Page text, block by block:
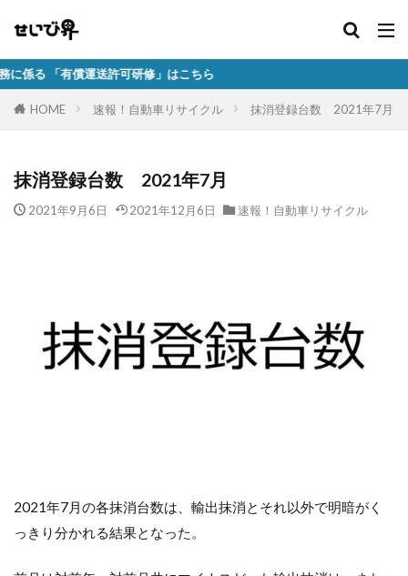
運送許可研修」はこちら
HOME 速報！自動車リサイクル 抹消登録台数 2021年7月
抹消登録台数 2021年7月
2021年9月6日 2021年12月6日 速報！自動車リサイクル
2021年7月の各抹消台数は、輸出抹消とそれ以外で明暗がく
っきり分かれる結果となった。